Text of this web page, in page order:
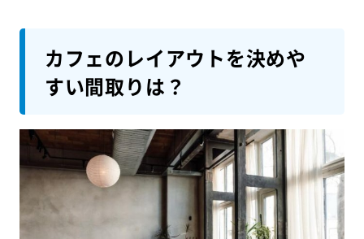
カフェのレイアウトを決めや
すい間取りは？